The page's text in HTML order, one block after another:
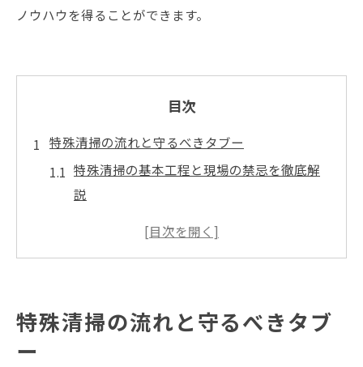
ノウハウを得ることができます。
目次
特殊清掃の流れと守るべきタブー
特殊清掃の基本工程と現場の禁忌を徹底解
説
特殊清掃で絶対に避けるべきタブー事例
い
特殊清掃の流れと守るべきタブ
ー